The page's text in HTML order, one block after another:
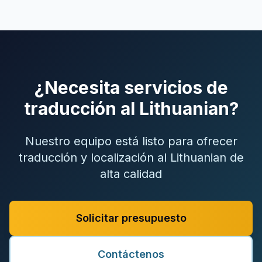
¿Necesita servicios de
traducción al Lithuanian?
Nuestro equipo está listo para ofrecer
traducción y localización al Lithuanian de
alta calidad
Solicitar presupuesto
Contáctenos